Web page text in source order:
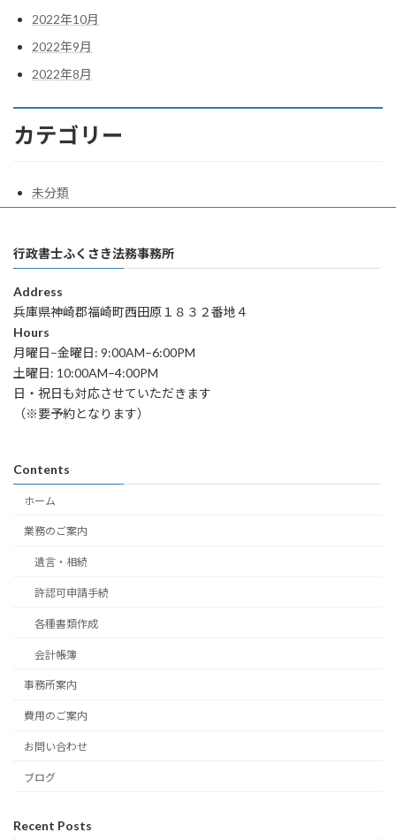
2022年10月
2022年9月
2022年8月
カテゴリー
未分類
行政書士ふくさき法務事務所
Address
兵庫県神崎郡福崎町西田原１８３２番地４
Hours
月曜日–金曜日: 9:00AM–6:00PM
土曜日: 10:00AM–4:00PM
日・祝日も対応させていただきます
（※要予約となります）
Contents
ホーム
業務のご案内
遺言・相続
許認可申請手続
各種書類作成
会計帳簿
事務所案内
費用のご案内
お問い合わせ
ブログ
Recent Posts